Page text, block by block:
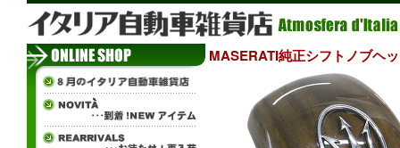
MASERATI純正シフトノブヘ